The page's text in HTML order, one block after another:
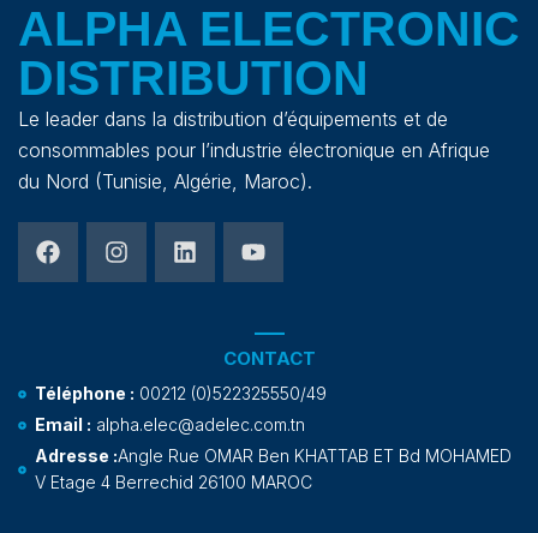
ALPHA ELECTRONIC
DISTRIBUTION
Le leader dans la distribution d’équipements et de
consommables pour l’industrie électronique en Afrique
du Nord (Tunisie, Algérie, Maroc).
CONTACT
Téléphone : 00212 (0)522325550/49
Email : alpha.elec@adelec.com.tn
Adresse :Angle Rue OMAR Ben KHATTAB ET Bd MOHAMED
V Etage 4 Berrechid 26100 MAROC